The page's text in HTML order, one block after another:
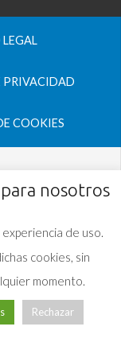
PRIVACIDAD
COOKIES
nosotros
de uso.
cookies, sin
momento.
Rechazar